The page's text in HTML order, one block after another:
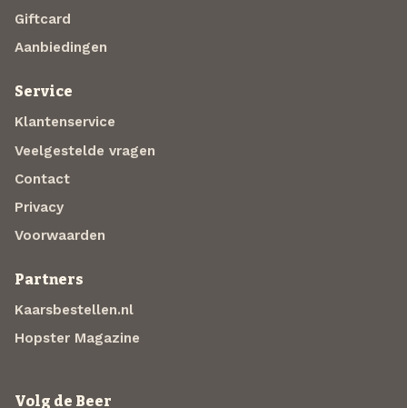
Giftcard
Aanbiedingen
Service
Klantenservice
Veelgestelde vragen
Contact
Privacy
Voorwaarden
Partners
Kaarsbestellen.nl
Hopster Magazine
Volg de Beer